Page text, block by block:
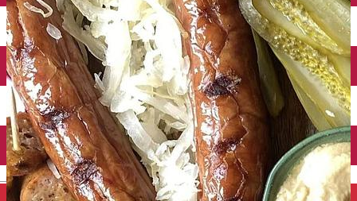
English
Închirieri auto
Închirieri de biciclete